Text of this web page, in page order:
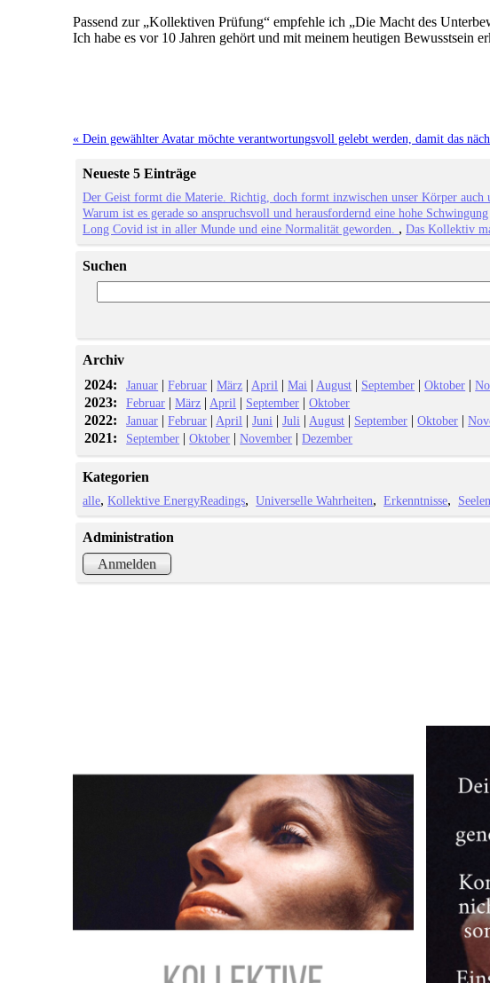
Passend zur „Kollektiven Prüfung“ empfehle ich „Die Macht des
Ich habe es vor 10 Jahren gehört und mit meinem heutigen Bewusstsein
« Dein gewählter Avatar möchte verantwortungsvoll gelebt werden, damit das
Neueste 5 Einträge
Der Geist formt die Materie. Richtig, doch formt inzwischen unser Körper auch
Warum ist es gerade so anspruchsvoll und herausfordernd eine hohe
Long Covid ist in aller Munde und eine Normalität geworden.
Das Kollektiv
Suchen
Archiv
2024:
Januar |Februar |März |April |Mai |August | September |Oktober |
2023: Februar |März |April | September |Oktober
2022: Januar |Februar |April |Juni |Juli |August | September |Oktober |
2021: September |Oktober |November |Dezember
Kategorien
alle Kollektive EnergyReadings Universelle Wahrheiten Erkenntnisse
Administration
Anmelden